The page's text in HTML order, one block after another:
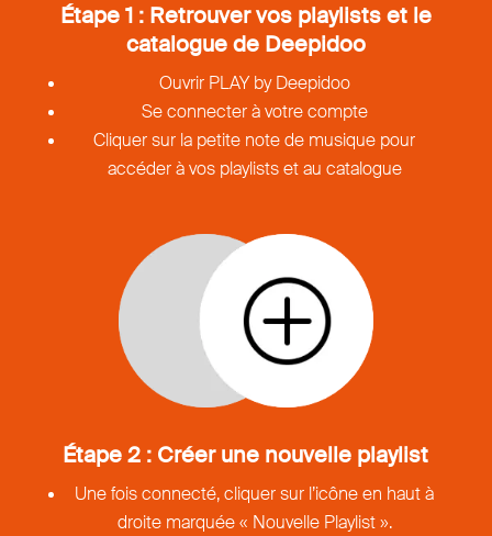
Étape 1 : Retrouver vos playlists et le
catalogue de Deepidoo
Ouvrir PLAY by Deepidoo
Se connecter à votre compte
Cliquer sur la petite note de musique pour
accéder à vos playlists et au catalogue
Étape 2 : Créer une nouvelle playlist
Une fois connecté, cliquer sur l’icône en haut à
droite marquée « Nouvelle Playlist ».